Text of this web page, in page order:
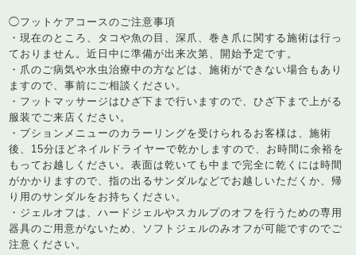
◯フットケアコースのご注意事項
・現在のところ、タコや魚の目、深爪、巻き爪に関する施術は行っ
ておりません。近日中に準備が出来次第、開始予定です。
・爪のご病気や水虫治療中の方などは、施術ができない場合もあり
ますので、事前にご相談ください。
・フットマッサージはひざ下まで行いますので、ひざ下まで上がる
服装でご来店ください。
・プションメニューのカラーリングを受けられるお客様は、施術
後、15分ほどネイルドライヤーで乾かしますので、お時間に余裕を
もってお越しください。表面は乾いても中まで完全に乾くには時間
がかかりますので、指の出るサンダルなどでお越しいただくか、帰
り用のサンダルをお持ちください。
・ジェルオフは、ハードジェルやスカルプのオフを行うための専用
器具のご用意がないため、ソフトジェルのみオフが可能ですのでご
注意ください。